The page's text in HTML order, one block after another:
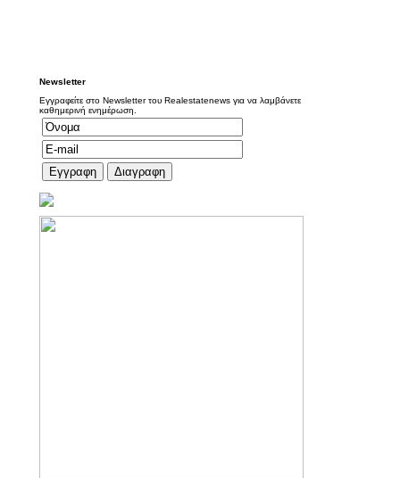
Newsletter
Εγγραφείτε στο Newsletter του Realestatenews για να λαμβάνετε
καθημερινή ενημέρωση.